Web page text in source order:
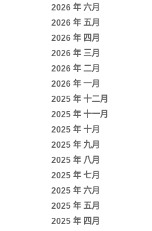
2026 年 六月
2026 年 五月
2026 年 四月
2026 年 三月
2026 年 二月
2026 年 一月
2025 年 十二月
2025 年 十一月
2025 年 十月
2025 年 九月
2025 年 八月
2025 年 七月
2025 年 六月
2025 年 五月
2025 年 四月